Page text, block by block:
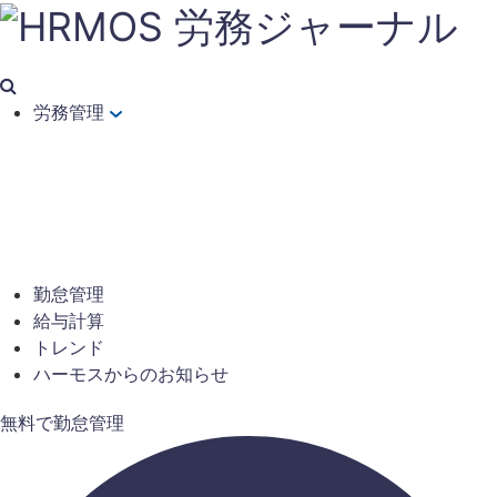
労務管理
勤怠管理
給与計算
トレンド
ハーモスからのお知らせ
無料で勤怠管理